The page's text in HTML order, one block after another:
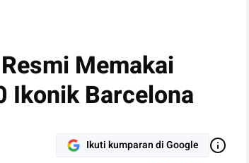
Memakai
Ikonik Barcelona
Ikuti kumparan di Google